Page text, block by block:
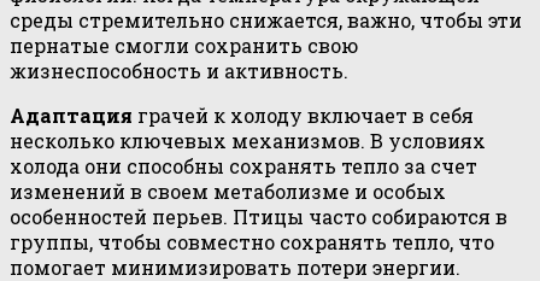
среды стремительно снижается, важно, чтобы эти
пернатые смогли сохранить свою
жизнеспособность и активность.
Адаптация грачей к холоду включает в себя
несколько ключевых механизмов. В условиях
холода они способны сохранять тепло за счет
изменений в своем метаболизме и особых
особенностей перьев. Птицы часто собираются в
группы, чтобы совместно сохранять тепло, что
помогает минимизировать потери энергии.